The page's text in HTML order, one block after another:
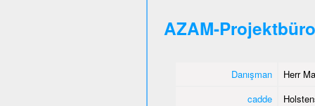
AZAM-
Danışman
Herr
cadde